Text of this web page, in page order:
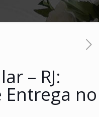
– RJ:
Entrega no